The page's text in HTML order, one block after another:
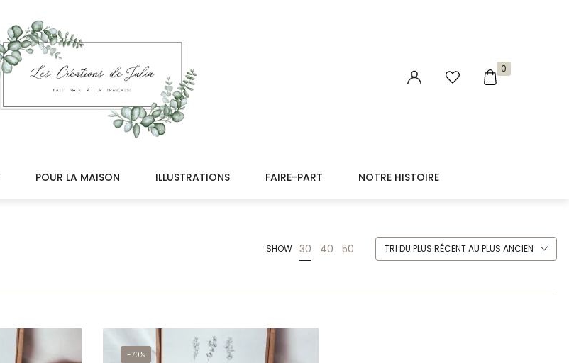
0
POUR LA MAISON ILLUSTRATIONS FAIRE-PART NOTRE HISTOIRE
SHOW 30 40 50 TRI DU PLUS RÉCENT AU PLUS ANCIEN
-70%